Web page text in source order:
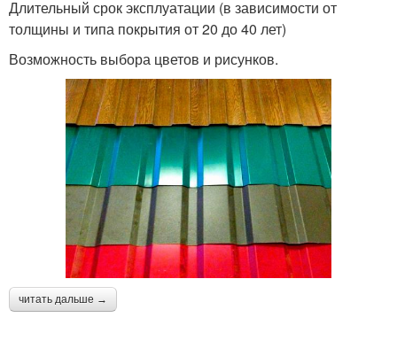
Длительный срок эксплуатации (в зависимости от
толщины и типа покрытия от 20 до 40 лет)
Возможность выбора цветов и рисунков.
читать дальше →